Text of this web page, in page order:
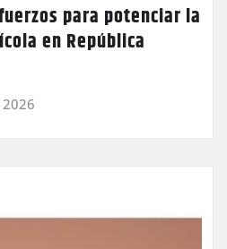
para potenciar la
en República